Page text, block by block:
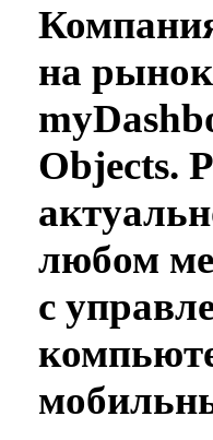
на рынок
Objects.
любом
с